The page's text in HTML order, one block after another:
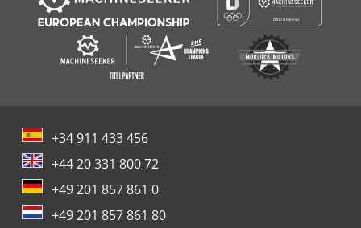
+34 911 433 456
+44 20 331 800 72
+49 201 857 861 0
+49 201 857 861 80